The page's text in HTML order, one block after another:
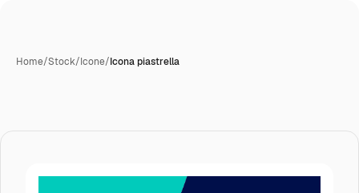
Home/Stock/Icone/Icona piastrella